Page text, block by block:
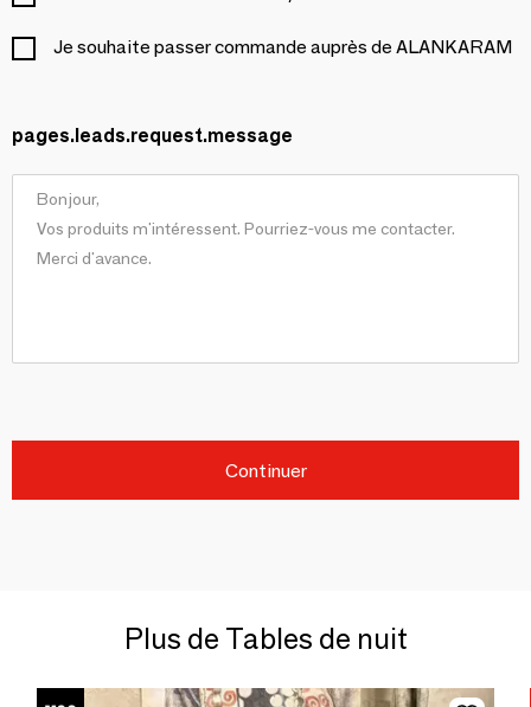
Je souhaite passer commande auprès de ALANKARAM
pages.leads.request.message
Continuer
Plus de Tables de nuit